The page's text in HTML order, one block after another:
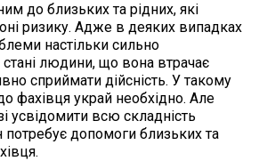
до близьких та рідних, які
ризику. Адже в деяких випадках
настільки сильно
людини, що вона втрачає
сприймати дійсність. У такому
фахівця украй необхідно. Але
усвідомити всю складність
потребує допомоги близьких та